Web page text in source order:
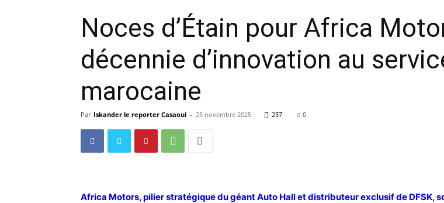
Noces d’Étain pour Africa
décennie d’innovation au
marocaine
Par Iskander le reporter Casaoui - 25 novembre 2025 257 0
Africa Motors, pilier stratégique du géant Auto Hall et distributeur exclusif de DFSK,